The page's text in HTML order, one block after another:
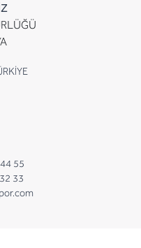
55
33